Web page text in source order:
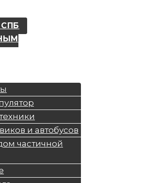
и автобусов
частичной